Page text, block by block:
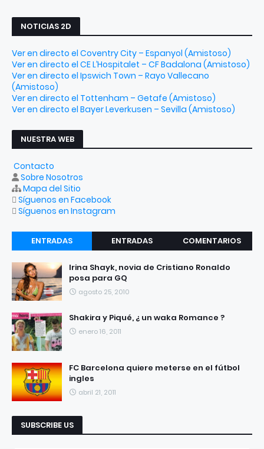
NOTICIAS 2D
Ver en directo el Coventry City – Espanyol (Amistoso)
Ver en directo el CE L’Hospitalet – CF Badalona (Amistoso)
Ver en directo el Ipswich Town – Rayo Vallecano
(Amistoso)
Ver en directo el Tottenham – Getafe (Amistoso)
Ver en directo el Bayer Leverkusen – Sevilla (Amistoso)
NUESTRA WEB
Contacto
Sobre Nosotros
Mapa del Sitio
Síguenos en Facebook
Síguenos en Instagram
ENTRADAS
RECIENTES
ENTRADAS
COMENTARIOS
Irina Shayk, novia de Cristiano Ronaldo
posa para GQ
agosto 25, 2010
Shakira y Piqué, ¿ un waka Romance ?
enero 16, 2011
FC Barcelona quiere meterse en el fútbol
ingles
abril 21, 2011
SUBSCRIBE US